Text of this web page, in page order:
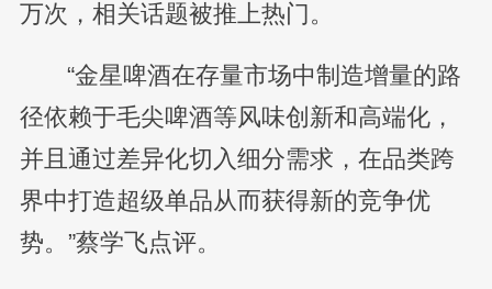
万次，相关话题被推上热门。
“金星啤酒在存量市场中制造增量的路
径依赖于毛尖啤酒等风味创新和高端化，
并且通过差异化切入细分需求，在品类跨
界中打造超级单品从而获得新的竞争优
势。”蔡学飞点评。